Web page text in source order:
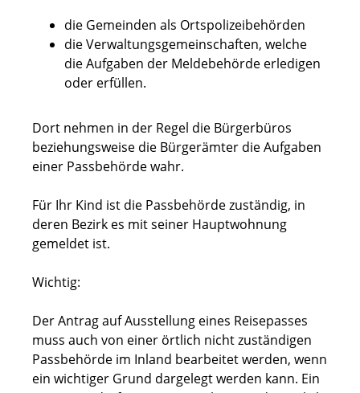
die Gemeinden als Ortspolizeibehörden
die Verwaltungsgemeinschaften, welche
die Aufgaben der Meldebehörde erledigen
oder erfüllen.
Dort nehmen in der Regel die Bürgerbüros
beziehungsweise die Bürgerämter die Aufgaben
einer Passbehörde wahr.
Für Ihr Kind ist die Passbehörde zuständig, in
deren Bezirk es mit seiner Hauptwohnung
gemeldet ist.
Wichtig:
Der Antrag auf Ausstellung eines Reisepasses
muss auch von einer örtlich nicht zuständigen
Passbehörde im Inland bearbeitet werden, wenn
ein wichtiger Grund dargelegt werden kann. Ein